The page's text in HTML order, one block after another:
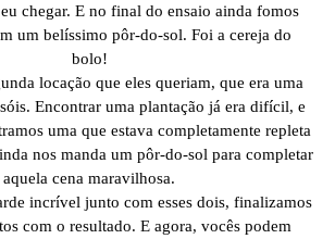
chegar. E no final do ensaio ainda fomos
um belíssimo pôr-do-sol. Foi a cereja do
bolo!
locação que eles queriam, que era uma
Encontrar uma plantação já era difícil, e
uma que estava completamente repleta
nos manda um pôr-do-sol para completar
aquela cena maravilhosa.
incrível junto com esses dois, finalizamos
com o resultado. E agora, vocês podem